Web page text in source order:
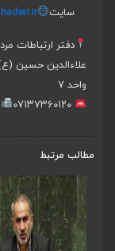
سایت
دفتر ارتباطات
علاءالدین حسین
واحد ۷
مطالب مرتبط